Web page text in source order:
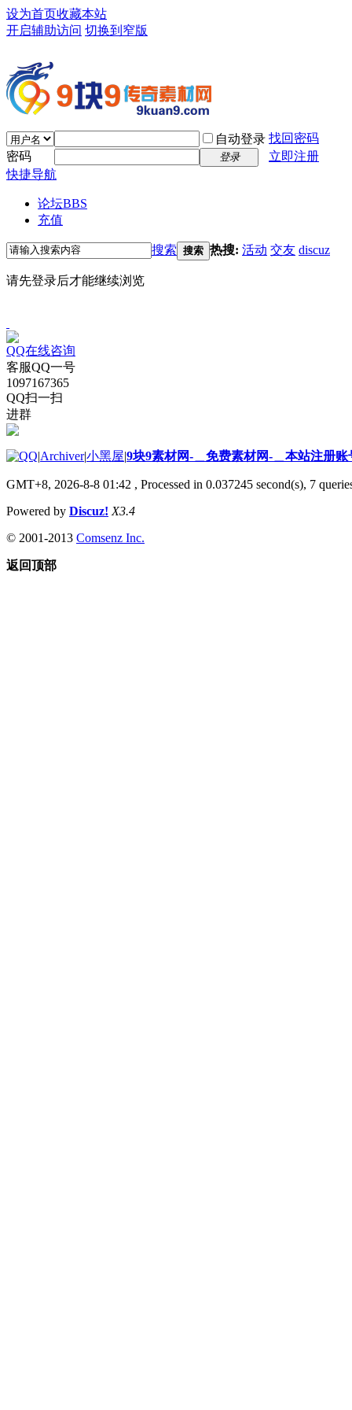
设为首页收藏本站
开启辅助访问 切换到窄版
自动登录 找回密码
密码
登录
立即注册
快捷导航
论坛BBS
充值
搜索 搜索 热搜: 活动 交友 discuz
请先登录后才能继续浏览
QQ在线咨询
客服QQ一号
1097167365
QQ扫一扫
进群
|Archiver|小黑屋|9块9素材网-＿免费素材网-＿本站注册账
GMT+8, 2026-8-8 01:42 , Processed in 0.037245 second(s), 7
Powered by Discuz! X3.4
© 2001-2013 Comsenz Inc.
返回顶部